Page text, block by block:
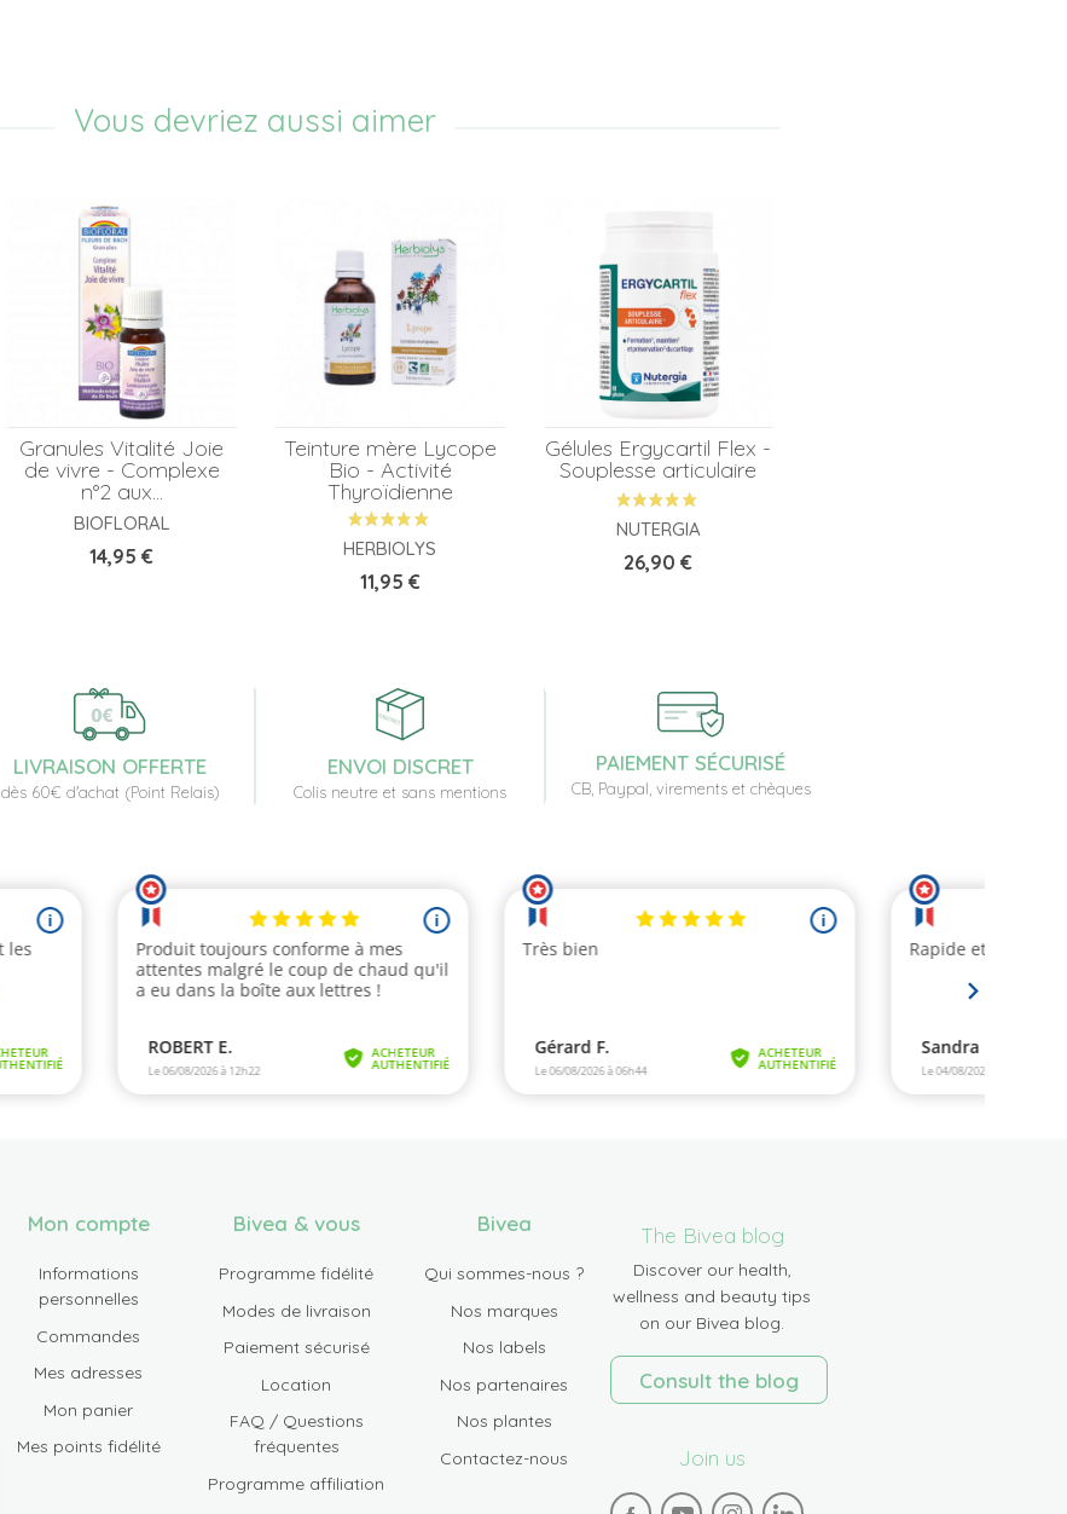
Vous devriez aussi aimer
Granules Vitalité Joie
de vivre - Complexe
n°2 aux...
BIOFLORAL
Prix
14,95 €
Teinture mère Lycope
Bio - Activité
Thyroïdienne
HERBIOLYS
Prix
11,95 €
Gélules Ergycartil Flex -
Souplesse articulaire
NUTERGIA
Prix
26,90 €
LIVRAISON OFFERTE
dès 60€ d'achat (Point Relais)
ENVOI DISCRET
Colis neutre et sans mentions
PAIEMENT SÉCURISÉ
CB, Paypal, virements et chèques
Mon compte
Informations
personnelles
Commandes
Mes adresses
Mon panier
Mes points fidélité
Bivea & vous
Programme fidélité
Modes de livraison
Paiement sécurisé
Location
FAQ / Questions
fréquentes
Programme affiliation
Bivea
Qui sommes-nous ?
Nos marques
Nos labels
Nos partenaires
Nos plantes
Contactez-nous
The Bivea blog
Discover our health,
wellness and beauty tips
on our Bivea blog.
Consult the blog
Join us